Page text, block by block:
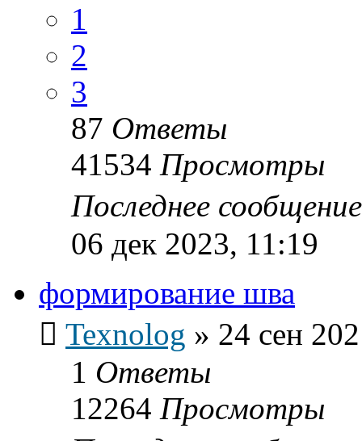
1
2
3
87 Ответы
41534 Просмотры
Последнее
06 дек 2023, 11:19
формирование шва
Texnolog » 24 сен
1 Ответы
12264 Просмотры